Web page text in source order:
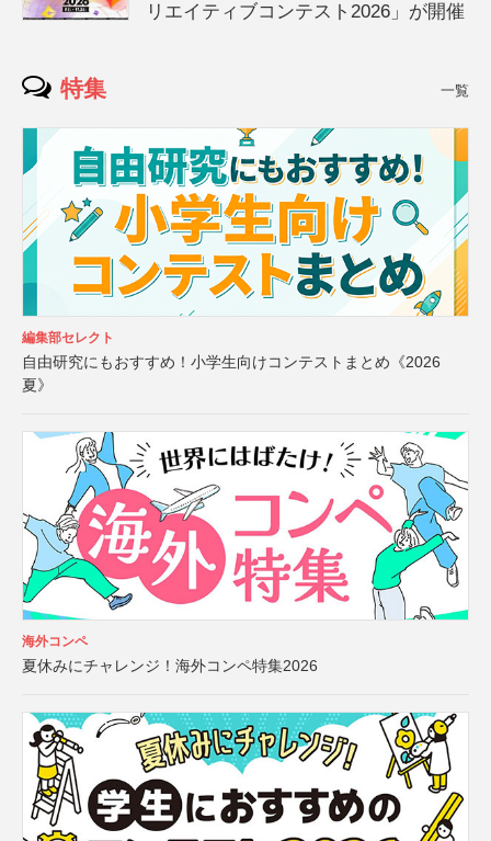
リエイティブコンテスト2026」が開催
特集 一覧
編集部セレクト
自由研究にもおすすめ！小学生向けコンテストまとめ《2026
夏》
海外コンペ
夏休みにチャレンジ！海外コンペ特集2026